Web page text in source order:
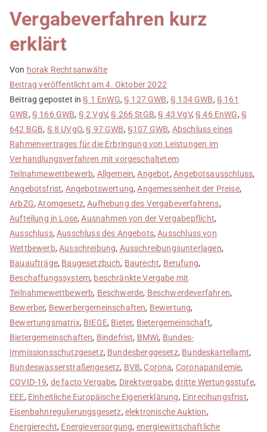
Vergabeverfahren kurz
erklärt
Von horak Rechtsanwälte
Beitrag veröffentlicht am4. Oktober 2022
Beitrag gepostet in§ 1 EnWG,§ 127 GWB, § 134 GWB, § 161
GWB, § 166 GWB, § 2 VgV,§ 266 StGB,§ 43 VgV,§ 46 EnWG, §
642 BGB, § 8 UVgO,§ 97 GWB, §107 GWB, Abschluss eines
Rahmenvertrages für die Erbringung von Leistungen im
Verhandlungsverfahren mit vorgeschaltetem
Teilnahmewettbewerb, Allgemein,Angebot, Angebotsausschluss,
Angebotsfrist, Angebotswertung,Angemessenheit der Preise,
ArbZG,Atomgesetz,Aufhebung des Vergabeverfahrens,
Aufteilung in Lose,Ausnahmen von der Vergabepflicht,
Ausschluss,Ausschluss des Angebots,Ausschluss von
Wettbewerb,Ausschreibung, Ausschreibungsunterlagen,
Bauaufträge, Baugesetzbuch, Baurecht, Berufung,
Beschaffungssystem, beschränkte Vergabe mit
Teilnahmewettbewerb, Beschwerde, Beschwerdeverfahren,
Bewerber, Bewerbergemeinschaften, Bewertung,
Bewertungsmatrix, BIEGE, Bieter, Bietergemeinschaft,
Bietergemeinschaften, Bindefrist, BMWi, Bundes-
Immissionsschutzgesetz, Bundesberggesetz, Bundeskartellamt,
Bundeswasserstraßengesetz, BVB,Corona, Coronapandemie,
COVID-19, de facto Vergabe, Direktvergabe,dritte Wertungsstufe,
EEE, Einheitliche Europäische Eigenerklärung, Einrecihungsfrist,
Eisenbahnregulierungsgesetz, elektronische Auktion,
Energierecht, Energieversorgung, energiewirtschaftliche